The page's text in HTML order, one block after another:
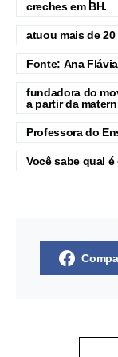
creches em BH.
atuou mais de
Fonte: Ana
fundadora do
a partir da
Professora do
Você sabe qual